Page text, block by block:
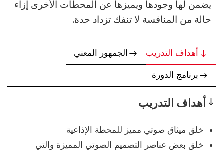
يضمن لها وجودها ويميزها عن المحطات الأخرى إزاء
حالة من المنافسة لا تنفك تزداد حدة.
أهداف التدريب الجمهور المعني
برنامج الدورة
أهداف التدريب
خلق ميثاق صوتي مميز للمحطة الإذاعية
خلق بعض عناصر التصميم الصوتي المميزة والتي